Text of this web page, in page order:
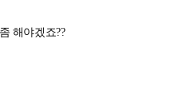
해야겠죠??